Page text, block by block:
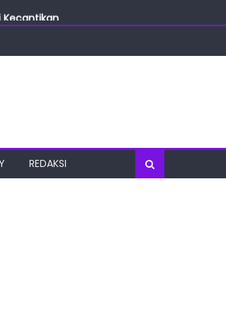
Kecantikan
REDAKSI